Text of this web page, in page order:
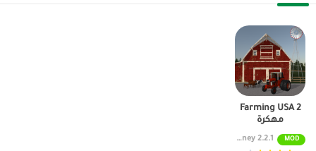
Farming USA 2
مهكرة
MOD
2.2.1 Unlimited Money